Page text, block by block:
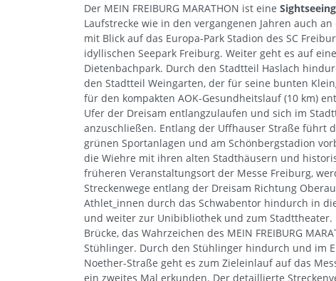
Der MEIN FREIBURG MARATHON ist eine
Laufstrecke wie in den vergangenen Jahren auch
mit Blick auf das Europa-Park Stadion des SC
idyllischen Seepark Freiburg. Weiter geht es auf
Dietenbachpark. Durch den Stadtteil Haslach
den Stadtteil Weingarten, der für seine bunten
für den kompakten AOK-Gesundheitslauf (10 km)
Ufer der Dreisam entlangzulaufen und sich im
anzuschließen. Entlang der Uffhauser Straße führt
grünen Sportanlagen und am Schönbergstadion
die Wiehre mit ihren alten Stadthäusern und
früheren Veranstaltungsort der Messe Freiburg,
Streckenwege entlang der Dreisam Richtung
Athlet_innen durch das Schwabentor hindurch in
und weiter zur Unibibliothek und zum
Brücke, das Wahrzeichen des MEIN FREIBURG
Stühlinger. Durch den Stühlinger hindurch und im
Noether-Straße geht es zum Zieleinlauf auf das
ein zweites Mal erkunden. Der detaillierte